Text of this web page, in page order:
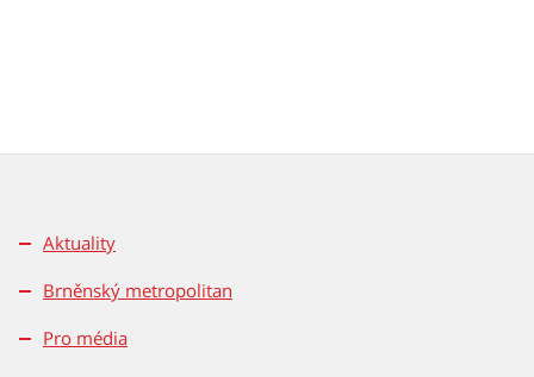
Aktuality
Brněnský metropolitan
Pro média